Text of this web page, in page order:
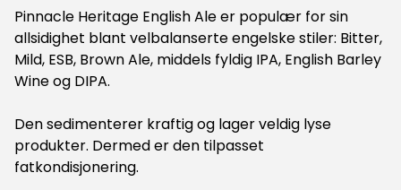
Pinnacle Heritage English Ale er populær for sin
allsidighet blant velbalanserte engelske stiler: Bitter,
Mild, ESB, Brown Ale, middels fyldig IPA, English Barley
Wine og DIPA.
Den sedimenterer kraftig og lager veldig lyse
produkter. Dermed er den tilpasset
fatkondisjonering.